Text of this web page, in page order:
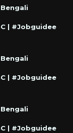
| #Jobguidee
| #Jobguidee
| #Jobguidee